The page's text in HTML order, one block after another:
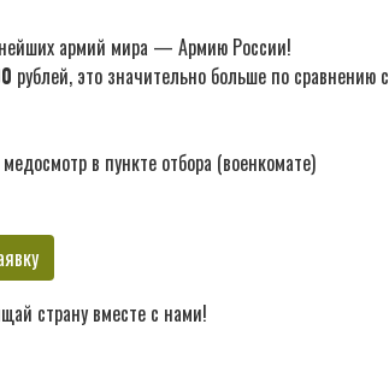
армий мира — Армию России!
рублей, это значительно больше по сравнению с
в пункте отбора (военкомате)
страну вместе с нами!